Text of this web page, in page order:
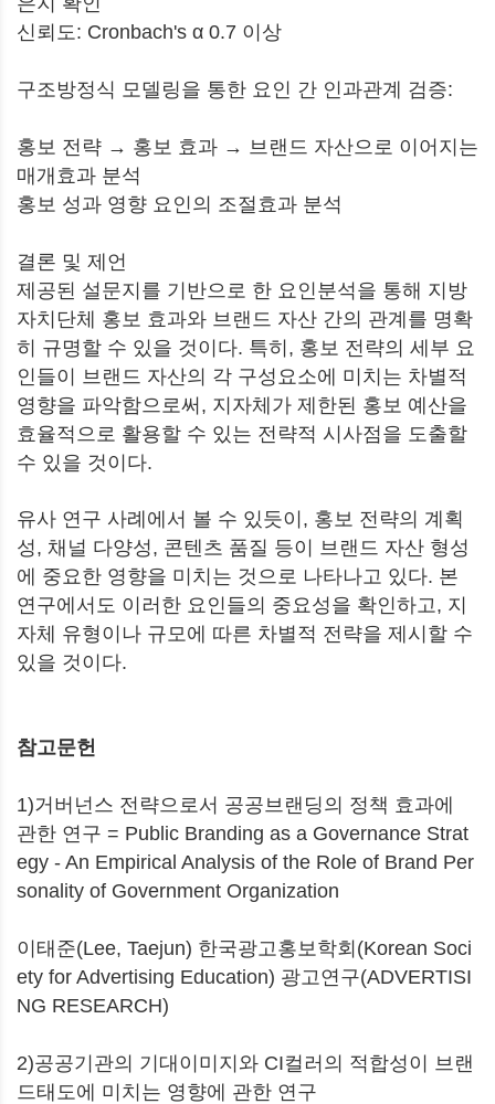
신뢰도: Cronbach's α 0.7 이상
구조방정식 모델링을 통한 요인 간 인과관계 검증:
홍보 전략 → 홍보 효과 → 브랜드 자산으로 이어지는
매개효과 분석
홍보 성과 영향 요인의 조절효과 분석
결론 및 제언
제공된 설문지를 기반으로 한 요인분석을 통해 지방
자치단체 홍보 효과와 브랜드 자산 간의 관계를 명확
히 규명할 수 있을 것이다. 특히, 홍보 전략의 세부 요
인들이 브랜드 자산의 각 구성요소에 미치는 차별적
영향을 파악함으로써, 지자체가 제한된 홍보 예산을
효율적으로 활용할 수 있는 전략적 시사점을 도출할
수 있을 것이다.
유사 연구 사례에서 볼 수 있듯이, 홍보 전략의 계획
성, 채널 다양성, 콘텐츠 품질 등이 브랜드 자산 형성
에 중요한 영향을 미치는 것으로 나타나고 있다. 본
연구에서도 이러한 요인들의 중요성을 확인하고, 지
자체 유형이나 규모에 따른 차별적 전략을 제시할 수
있을 것이다.
참고문헌
1)거버넌스 전략으로서 공공브랜딩의 정책 효과에
관한 연구 = Public Branding as a Governance Strat
egy - An Empirical Analysis of the Role of Brand Per
sonality of Government Organization
이태준(Lee, Taejun) 한국광고홍보학회(Korean Soci
ety for Advertising Education) 광고연구(ADVERTISI
NG RESEARCH)
2)공공기관의 기대이미지와 CI컬러의 적합성이 브랜
드태도에 미치는 영향에 관한 연구